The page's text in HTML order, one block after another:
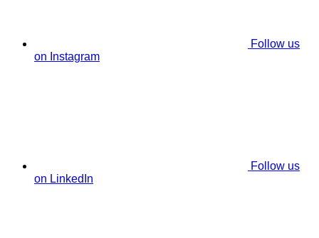
Follow us
on Instagram
Follow us
on LinkedIn